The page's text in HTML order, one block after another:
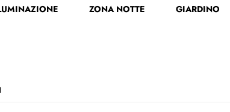
ZONA NOTTE GIARDINO